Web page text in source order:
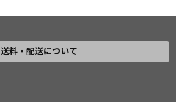
送料・配送について